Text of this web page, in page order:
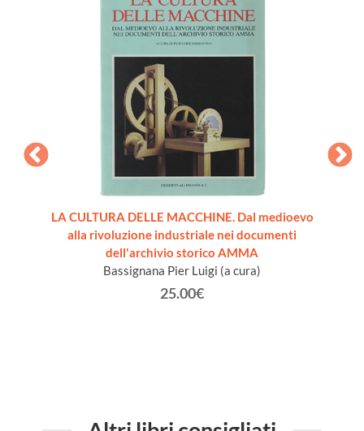
LA CULTURA DELLE MACCHINE. Dal medioevo
alla rivoluzione industriale nei documenti
dell'archivio storico AMMA
Bassignana Pier Luigi (a cura)
25.00€